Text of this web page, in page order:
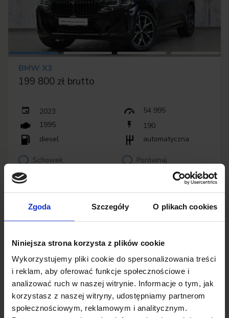
Zgoda Szczegóły O plikach cookies
Niniejsza strona korzysta z plików cookie
Wykorzystujemy pliki cookie do spersonalizowania treści
i reklam, aby oferować funkcje społecznościowe i
analizować ruch w naszej witrynie. Informacje o tym, jak
korzystasz z naszej witryny, udostępniamy partnerom
społecznościowym, reklamowym i analitycznym.
BMW X3
199 800 zł brutto
2023
54 995
1995
190
diesel
automatyczna
Schowek Porównaj